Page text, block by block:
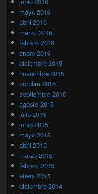
mayo 2016
abril 2016
marzo 2016
febrero 2016
enero 2016
diciembre 2015
noviembre 2015
octubre 2015
septiembre 2015
agosto 2015
julio 2015
junio 2015
mayo 2015
abril 2015
marzo 2015
febrero 2015
enero 2015
diciembre 2014